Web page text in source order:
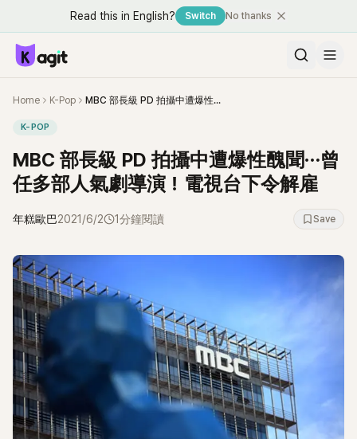
Read this in English? Switch No thanks
Home K-Pop MBC 部長級 PD 拍攝中遭爆性醜聞⋯曾任多部人氣劇導演！電視台下令解雇
K-POP
MBC 部長級 PD 拍攝中遭爆性醜聞⋯曾
任多部人氣劇導演！電視台下令解雇
年糕歐巴2021/6/2 1分鐘閱讀 Save